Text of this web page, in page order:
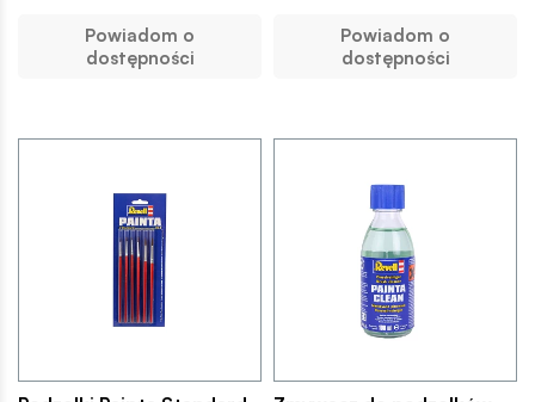
Powiadom o
dostępności
Powiadom o
dostępności